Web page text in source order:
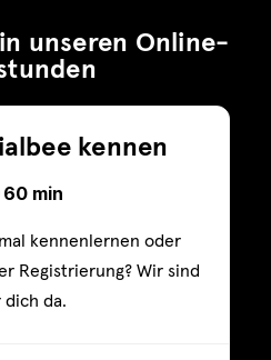
unseren Online-
kennen
60 min
kennenlernen oder
Registrierung? Wir sind
dich da.